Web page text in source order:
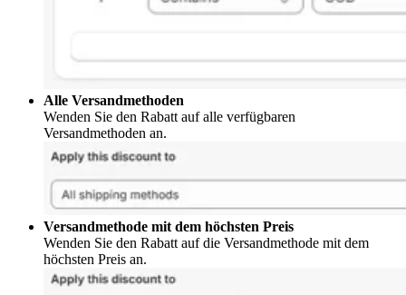
Alle Versandmethoden
Wenden Sie den Rabatt auf alle verfügbaren
Versandmethoden an.
Versandmethode mit dem höchsten Preis
Wenden Sie den Rabatt auf die Versandmethode mit dem
höchsten Preis an.